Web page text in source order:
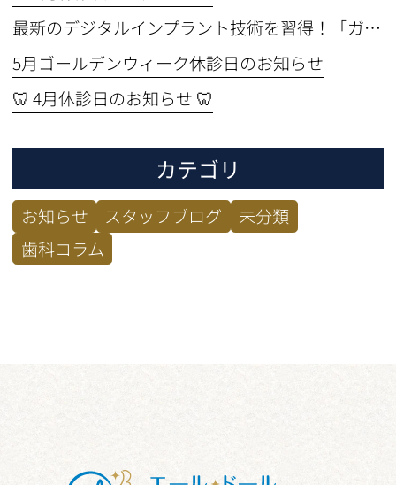
最新のデジタルインプラント技術を習得！「ガイド手術セミナー」に参加してきました🦷✨
5月ゴールデンウィーク休診日のお知らせ
🦷 4月休診日のお知らせ 🦷
カテゴリ
お知らせ スタッフブログ
未分類
歯科コラム